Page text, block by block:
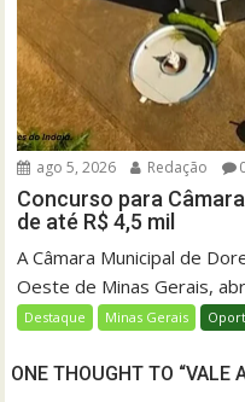
ago 5, 2026 Redação
Concurso para
de até R$ 4,5 mil
A Câmara Municipal de
Oeste de Minas Gerais,
Destaque Minas Gerais
ONE THOUGHT TO “VALE